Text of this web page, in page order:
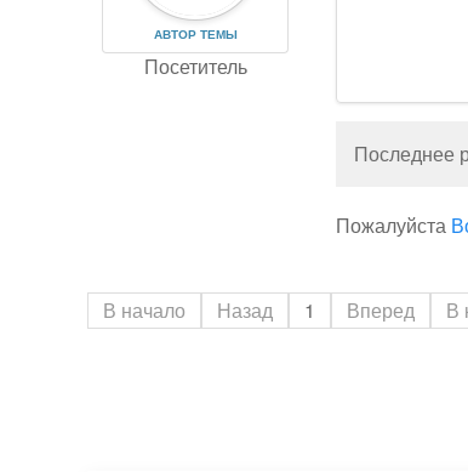
АВТОР ТЕМЫ
Посетитель
Последнее
Пожалуйста
В начало Назад 1 Вперед
В